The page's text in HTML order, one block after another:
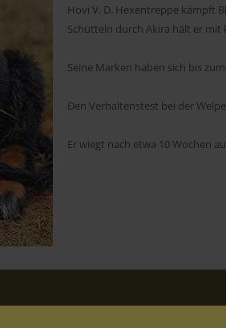
Hovi V. D. Hexentreppe kämpft
Schütteln durch Akira hält er mit
Seine Marken haben sich bis
Den Verhaltenstest bei der
Er wiegt nach etwa 10 Wochen